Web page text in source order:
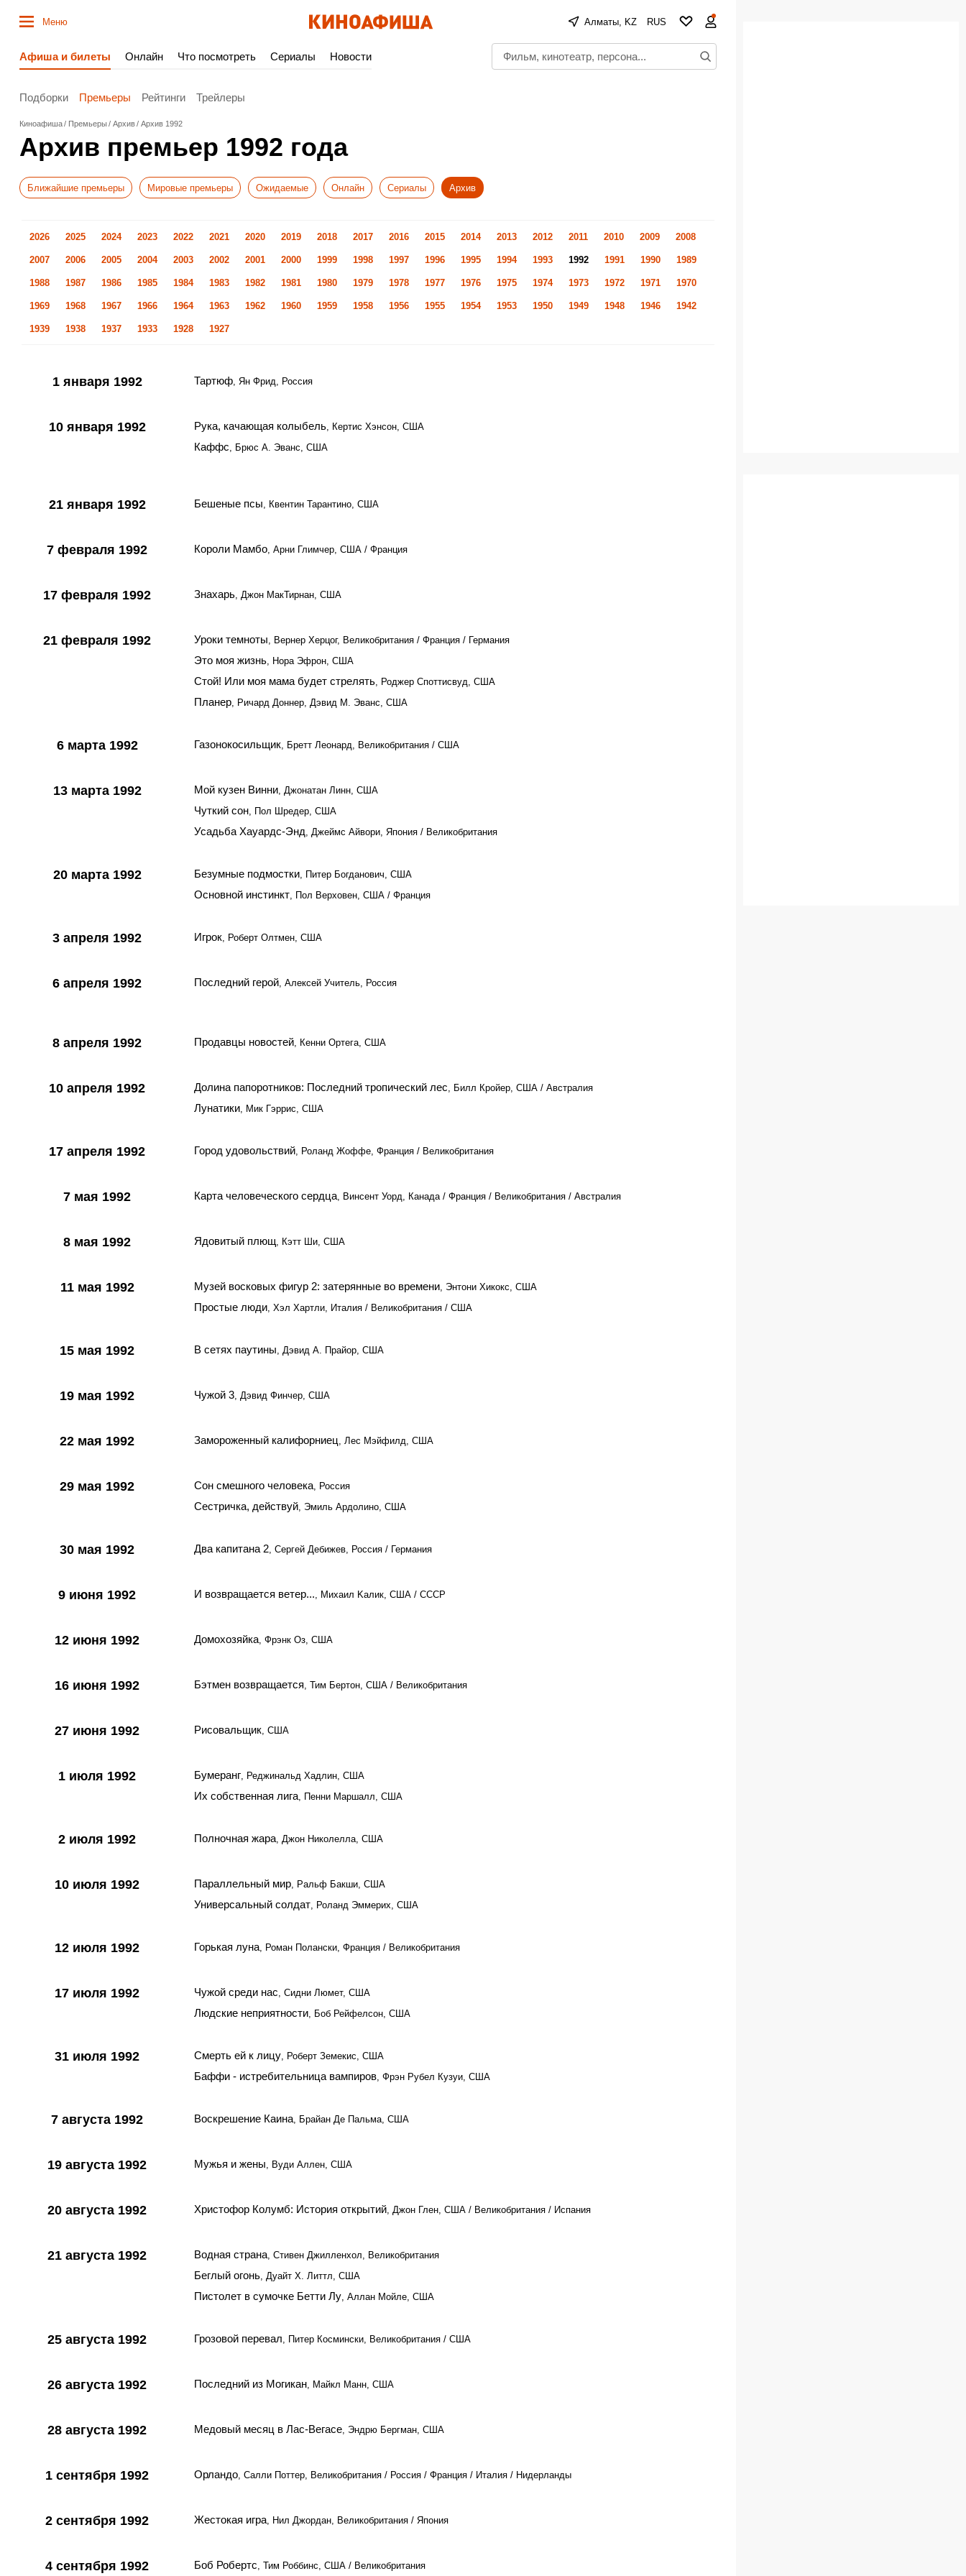
Меню Алматы, KZ RUS
Афиша и билеты Онлайн Что посмотреть Сериалы Новости
Подборки Премьеры Рейтинги Трейлеры
Киноафиша Премьеры Архив Архив 1992
Архив премьер 1992 года
Ближайшие премьеры Мировые премьеры Ожидаемые Онлайн Сериалы Архив
2026 2025 2024 2023 2022 2021 2020 2019 2018 2017 2016 2015 2014 2013 2012 2011 2010 2009 2008
2007 2006 2005 2004 2003 2002 2001 2000 1999 1998 1997 1996 1995 1994 1993 1992 1991 1990 1989
1988 1987 1986 1985 1984 1983 1982 1981 1980 1979 1978 1977 1976 1975 1974 1973 1972 1971 1970
1969 1968 1967 1966 1964 1963 1962 1960 1959 1958 1956 1955 1954 1953 1950 1949 1948 1946 1942
1939 1938 1937 1933 1928 1927
1 января 1992 Тартюф, Ян Фрид, Россия
10 января 1992 Рука, качающая колыбель, Кертис Хэнсон, США
Каффс, Брюс А. Эванс, США
21 января 1992 Бешеные псы, Квентин Тарантино, США
7 февраля 1992 Короли Мамбо, Арни Глимчер, США / Франция
17 февраля 1992 Знахарь, Джон МакТирнан, США
21 февраля 1992 Уроки темноты, Вернер Херцог, Великобритания / Франция / Германия
Это моя жизнь, Нора Эфрон, США
Стой! Или моя мама будет стрелять, Роджер Споттисвуд, США
Планер, Ричард Доннер, Дэвид М. Эванс, США
6 марта 1992 Газонокосильщик, Бретт Леонард, Великобритания / США
13 марта 1992 Мой кузен Винни, Джонатан Линн, США
Чуткий сон, Пол Шредер, США
Усадьба Хауардс-Энд, Джеймс Айвори, Япония / Великобритания
20 марта 1992 Безумные подмостки, Питер Богданович, США
Основной инстинкт, Пол Верховен, США / Франция
3 апреля 1992 Игрок, Роберт Олтмен, США
6 апреля 1992 Последний герой, Алексей Учитель, Россия
8 апреля 1992 Продавцы новостей, Кенни Ортега, США
10 апреля 1992 Долина папоротников: Последний тропический лес, Билл Кройер, США / Австралия
Лунатики, Мик Гэррис, США
17 апреля 1992 Город удовольствий, Роланд Жоффе, Франция / Великобритания
7 мая 1992 Карта человеческого сердца, Винсент Уорд, Канада / Франция / Великобритания / Австралия
8 мая 1992 Ядовитый плющ, Кэтт Ши, США
11 мая 1992 Музей восковых фигур 2: затерянные во времени, Энтони Хикокс, США
Простые люди, Хэл Хартли, Италия / Великобритания / США
15 мая 1992 В сетях паутины, Дэвид А. Прайор, США
19 мая 1992 Чужой 3, Дэвид Финчер, США
22 мая 1992 Замороженный калифорниец, Лес Мэйфилд, США
29 мая 1992 Сон смешного человека, Россия
Сестричка, действуй, Эмиль Ардолино, США
30 мая 1992 Два капитана 2, Сергей Дебижев, Россия / Германия
9 июня 1992 И возвращается ветер..., Mихаил Kалик, США / СССР
12 июня 1992 Домохозяйка, Фрэнк Оз, США
16 июня 1992 Бэтмен возвращается, Тим Бертон, США / Великобритания
27 июня 1992 Рисовальщик, США
1 июля 1992 Бумеранг, Реджинальд Хадлин, США
Их собственная лига, Пенни Маршалл, США
2 июля 1992 Полночная жара, Джон Николелла, США
10 июля 1992 Параллельный мир, Ральф Бакши, США
Универсальный солдат, Роланд Эммерих, США
12 июля 1992 Горькая луна, Роман Полански, Франция / Великобритания
17 июля 1992 Чужой среди нас, Сидни Люмет, США
Людские неприятности, Боб Рейфелсон, США
31 июля 1992 Смерть ей к лицу, Роберт Земекис, США
Баффи - истребительница вампиров, Фрэн Рубел Кузуи, США
7 августа 1992 Воскрешение Каина, Брайан Де Пальма, США
19 августа 1992 Мужья и жены, Вуди Аллен, США
20 августа 1992 Христофор Колумб: История открытий, Джон Глен, США / Великобритания / Испания
21 августа 1992 Водная страна, Стивен Джилленхол, Великобритания
Беглый огонь, Дуайт Х. Литтл, США
Пистолет в сумочке Бетти Лу, Аллан Мойле, США
25 августа 1992 Грозовой перевал, Питер Космински, Великобритания / США
26 августа 1992 Последний из Могикан, Майкл Манн, США
28 августа 1992 Медовый месяц в Лас-Вегасе, Эндрю Бергман, США
1 сентября 1992 Орландо, Салли Поттер, Великобритания / Россия / Франция / Италия / Нидерланды
2 сентября 1992 Жестокая игра, Нил Джордан, Великобритания / Япония
4 сентября 1992 Боб Робертс, Тим Роббинс, США / Великобритания